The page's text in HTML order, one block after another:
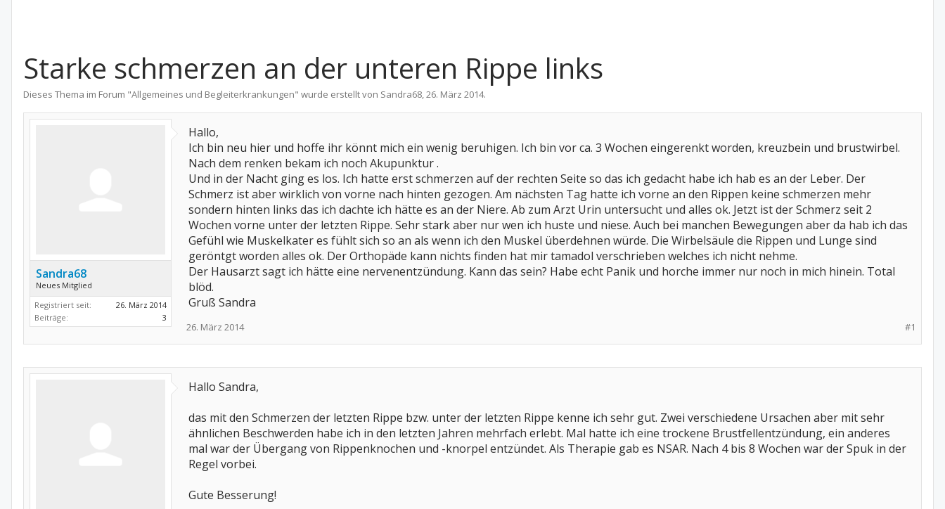
Starke schmerzen an der unteren Rippe links
Dieses Thema im Forum "Allgemeines und Begleiterkrankungen" wurde erstellt von Sandra68,26. März 2014.
Sandra68
Neues Mitglied
Registriert seit:
26. März 2014
Beiträge:
3
Hallo,
Ich bin neu hier und hoffe ihr könnt mich ein wenig beruhigen. Ich bin vor ca. 3 Wochen eingerenkt worden, kreuzbein und brustwirbel.
Nach dem renken bekam ich noch Akupunktur .
Und in der Nacht ging es los. Ich hatte erst schmerzen auf der rechten Seite so das ich gedacht habe ich hab es an der Leber. Der
Schmerz ist aber wirklich von vorne nach hinten gezogen. Am nächsten Tag hatte ich vorne an den Rippen keine schmerzen mehr
sondern hinten links das ich dachte ich hätte es an der Niere. Ab zum Arzt Urin untersucht und alles ok. Jetzt ist der Schmerz seit 2
Wochen vorne unter der letzten Rippe. Sehr stark aber nur wen ich huste und niese. Auch bei manchen Bewegungen aber da hab ich das
Gefühl wie Muskelkater es fühlt sich so an als wenn ich den Muskel überdehnen würde. Die Wirbelsäule die Rippen und Lunge sind
geröntgt worden alles ok. Der Orthopäde kann nichts finden hat mir tamadol verschrieben welches ich nicht nehme.
Der Hausarzt sagt ich hätte eine nervenentzündung. Kann das sein? Habe echt Panik und horche immer nur noch in mich hinein. Total
blöd.
Gruß Sandra
#1
26. März 2014
Hallo Sandra,
das mit den Schmerzen der letzten Rippe bzw. unter der letzten Rippe kenne ich sehr gut. Zwei verschiedene Ursachen aber mit sehr
ähnlichen Beschwerden habe ich in den letzten Jahren mehrfach erlebt. Mal hatte ich eine trockene Brustfellentzündung, ein anderes
mal war der Übergang von Rippenknochen und -knorpel entzündet. Als Therapie gab es NSAR. Nach 4 bis 8 Wochen war der Spuk in der
Regel vorbei.
Gute Besserung!